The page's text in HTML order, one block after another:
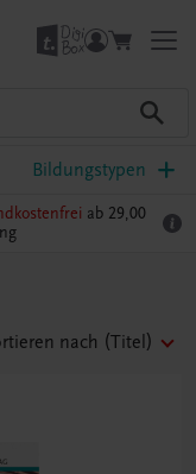
Bildungstypen
ab 29,00
nach (Titel)